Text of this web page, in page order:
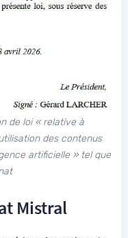
de loi «relative à
des contenus
artificielle » tel que
Mistral